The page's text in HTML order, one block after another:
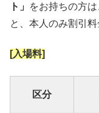
ト」
をお持ちの方
と、本人のみ割引
[入場料]
区分